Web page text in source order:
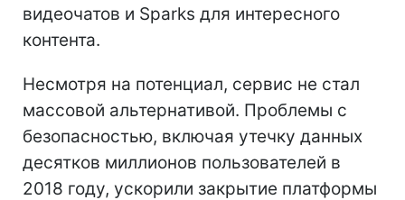
видеочатов и Sparks для интересного
контента.
Несмотря на потенциал, сервис не стал
массовой альтернативой. Проблемы с
безопасностью, включая утечку данных
десятков миллионов пользователей в
2018 году, ускорили закрытие платформы